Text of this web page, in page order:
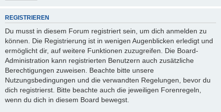
REGISTRIEREN
Du musst in diesem Forum registriert sein, um dich anmelden zu
können. Die Registrierung ist in wenigen Augenblicken erledigt und
ermöglicht dir, auf weitere Funktionen zuzugreifen. Die Board-
Administration kann registrierten Benutzern auch zusätzliche
Berechtigungen zuweisen. Beachte bitte unsere
Nutzungsbedingungen und die verwandten Regelungen, bevor du
dich registrierst. Bitte beachte auch die jeweiligen Forenregeln,
wenn du dich in diesem Board bewegst.